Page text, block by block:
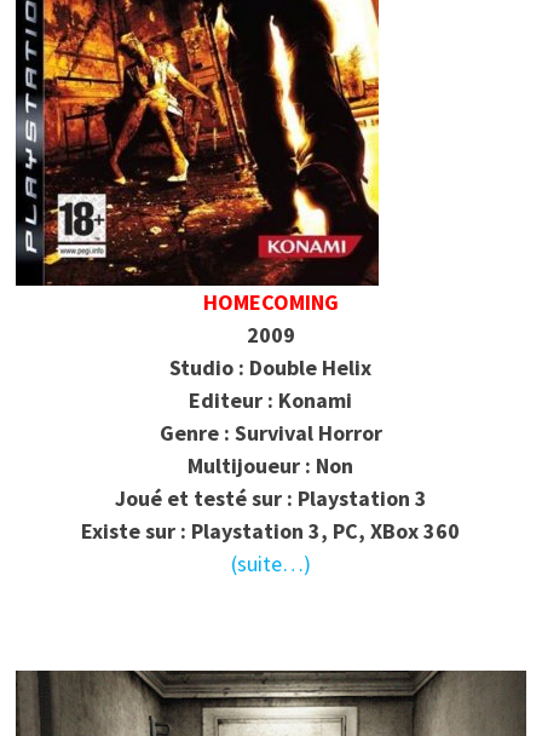
HOMECOMING
2009
Studio : Double Helix
Editeur : Konami
Genre : Survival Horror
Multijoueur : Non
Joué et testé sur : Playstation 3
Existe sur : Playstation 3, PC, XBox 360
(suite…)